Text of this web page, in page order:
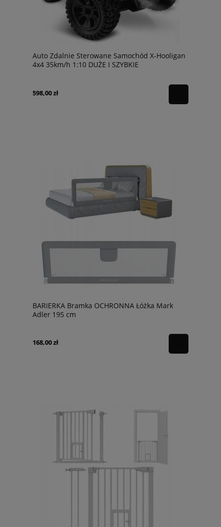
Auto Zdalnie Sterowane Samochód X-Hooligan
4x4 35km/h 1:10 DUŻE I SZYBKIE
598,00 zł
BARIERKA Bramka OCHRONNA Łóżka Mark
Adler 195 cm
168,00 zł